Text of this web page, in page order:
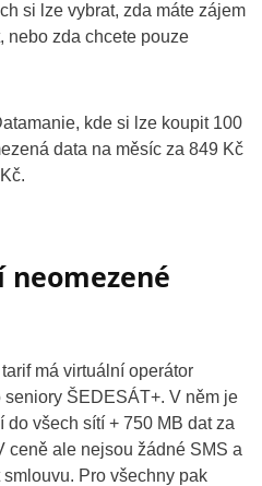
si lze vybrat, zda máte zájem
nebo zda chcete pouze
kde si lze koupit 100
data na měsíc za 849 Kč
neomezené
má virtuální operátor
seniory ŠEDESÁT+. V něm je
všech sítí + 750 MB dat za
ceně ale nejsou žádné SMS a
Pro všechny pak